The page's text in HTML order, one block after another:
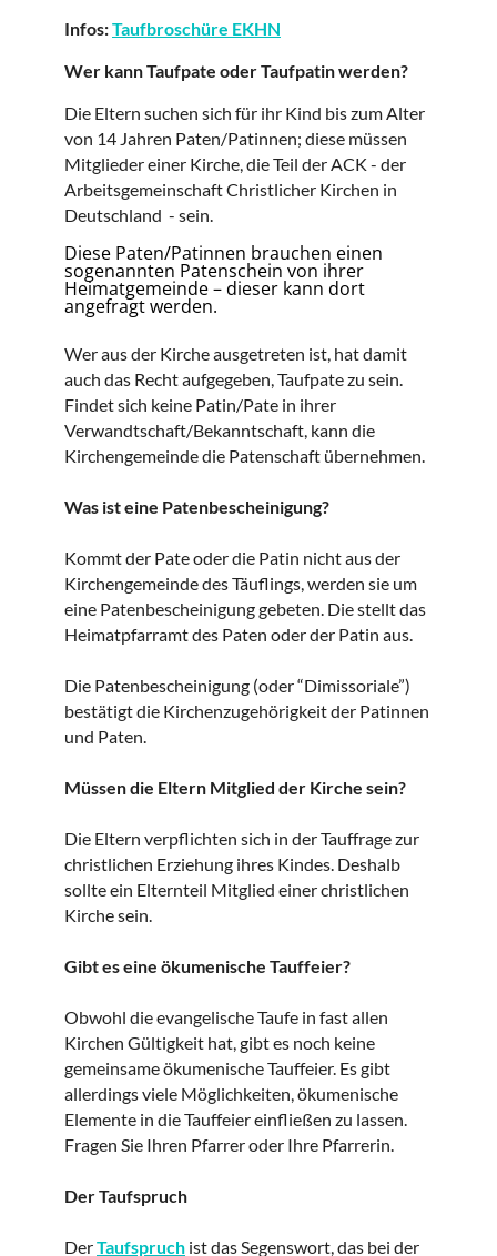
Infos:Taufbroschüre EKHN
Wer kann Taufpate oder Taufpatin werden?
Die Eltern suchen sich für ihr Kind bis zum Alter
von 14 Jahren Paten/Patinnen; diese müssen
Mitglieder einer Kirche, die Teil der ACK - der
Arbeitsgemeinschaft Christlicher Kirchen in
Deutschland - sein.
Diese Paten/Patinnen brauchen einen
sogenannten Patenschein von ihrer
Heimatgemeinde – dieser kann dort
angefragt werden.
Wer aus der Kirche ausgetreten ist, hat damit
auch das Recht aufgegeben, Taufpate zu sein.
Findet sich keine Patin/Pate in ihrer
Verwandtschaft/Bekanntschaft, kann die
Kirchengemeinde die Patenschaft übernehmen.
Was ist eine Patenbescheinigung?
Kommt der Pate oder die Patin nicht aus der
Kirchengemeinde des Täuflings, werden sie um
eine Patenbescheinigung gebeten. Die stellt das
Heimatpfarramt des Paten oder der Patin aus.
Die Patenbescheinigung (oder “Dimissoriale”)
bestätigt die Kirchenzugehörigkeit der Patinnen
und Paten.
Müssen die Eltern Mitglied der Kirche sein?
Die Eltern verpflichten sich in der Tauffrage zur
christlichen Erziehung ihres Kindes. Deshalb
sollte ein Elternteil Mitglied einer christlichen
Kirche sein.
Gibt es eine ökumenische Tauffeier?
Obwohl die evangelische Taufe in fast allen
Kirchen Gültigkeit hat, gibt es noch keine
gemeinsame ökumenische Tauffeier. Es gibt
allerdings viele Möglichkeiten, ökumenische
Elemente in die Tauffeier einfließen zu lassen.
Fragen Sie Ihren Pfarrer oder Ihre Pfarrerin.
Der Taufspruch
DerTaufspruch ist das Segenswort, das bei der